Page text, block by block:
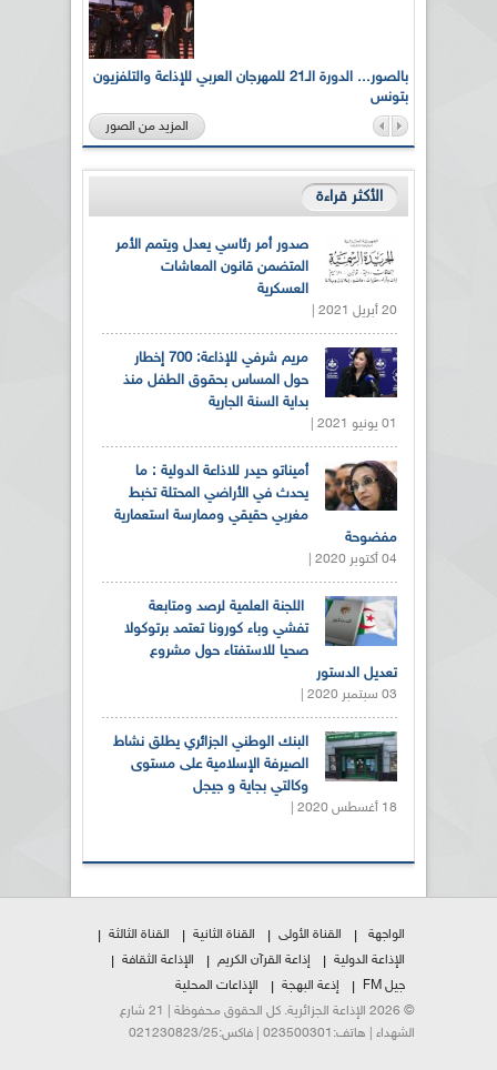
بالصور... الدورة الـ21 للمهرجان العربي للإذاعة والتلفزيون
بتونس
المزيد من الصور
الأكثر قراءة
صدور أمر رئاسي يعدل ويتمم الأمر
المتضمن قانون المعاشات
العسكرية
20 أبريل 2021 |
مريم شرفي للإذاعة: 700 إخطار
حول المساس بحقوق الطفل منذ
بداية السنة الجارية
01 يونيو 2021 |
أميناتو حيدر للاذاعة الدولية : ما
يحدث في الأراضي المحتلة تخبط
مغربي حقيقي وممارسة استعمارية
مفضوحة
04 أكتوبر 2020 |
اللجنة العلمية لرصد ومتابعة
تفشي وباء كورونا تعتمد برتوكولا
صحيا للاستفتاء حول مشروع
تعديل الدستور
03 سبتمبر 2020 |
البنك الوطني الجزائري يطلق نشاط
الصيرفة الإسلامية على مستوى
وكالتي بجاية و جيجل
18 أغسطس 2020 |
الواجهة القناة الأولى القناة الثانية
القناة الثالثة
الإذاعة الدولية
إذاعة القرآن الكريم
الإذاعة الثقافة
جيل FM
إذعة البهجة
الإذاعات المحلية
© 2026 الإذاعة الجزائرية. كل الحقوق محفوظة | 21 شارع
الشهداء | هاتف:023500301 | فاكس:021230823/25